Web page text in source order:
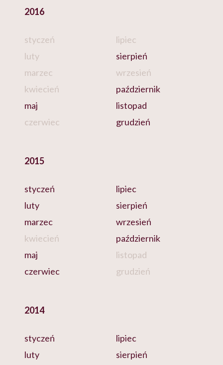
2016
styczeń
luty
marzec
kwiecień
maj
czerwiec
lipiec
sierpień
wrzesień
październik
listopad
grudzień
2015
styczeń
luty
marzec
kwiecień
maj
czerwiec
lipiec
sierpień
wrzesień
październik
listopad
grudzień
2014
styczeń
luty
lipiec
sierpień